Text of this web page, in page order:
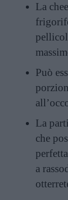
La
Può
La
che
a